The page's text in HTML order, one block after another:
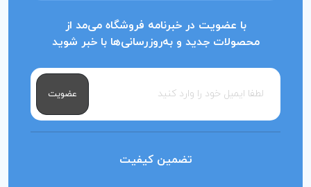
با عضویت در خبرنامه فروشگاه می‌مد از
محصولات جدید و به‌روزرسانی‌ها با خبر شوید
عضویت
تضمین کیفیت